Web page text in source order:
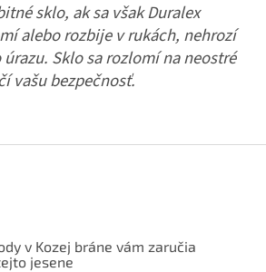
sklo, ak sa však Duralex
alebo rozbije v rukách, nehrozí
Sklo sa rozlomí na neostré
vašu bezpečnosť.
v Kozej bráne vám zaručia
jesene